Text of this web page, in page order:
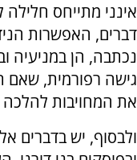
אינני מתייחס
דברים, האפשרות
נכתבה, הן במניעיה
גישה רפורמית, שאם
את המחויבות להלכה
ולבסוף, יש בדברים